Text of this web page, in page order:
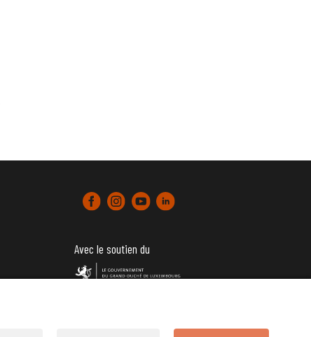
Avec le soutien du